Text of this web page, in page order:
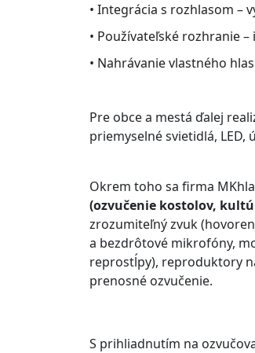
• Integrácia s rozhlasom –
• Používateľské rozhranie
• Nahrávanie vlastného
Pre obce a mestá ďalej
priemyselné svietidlá, LED,
Okrem toho sa firma
(ozvučenie kostolov,
zrozumiteľný zvuk
a bezdrôtové mikrofóny,
reprostĺpy), reproduktory
prenosné ozvučenie.
S prihliadnutím na